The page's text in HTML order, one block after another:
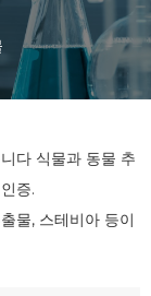
다 식물과 동물 추
증.
물, 스테비아 등이